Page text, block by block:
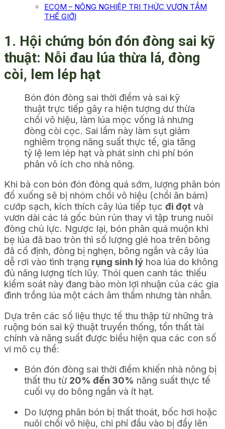
ECOM – NÔNG NGHIỆP TRI THỨC VƯƠN TẦM
THẾ GIỚI
1. Hội chứng bón đón đòng sai kỹ
thuật: Nỗi đau lúa thừa lá, đòng
còi, lem lép hạt
Bón đón đòng sai thời điểm và sai kỹ
thuật trực tiếp gây ra hiện tượng dư thừa
chồi vô hiệu, làm lúa mọc vống lá nhưng
đòng còi cọc. Sai lầm này làm sụt giảm
nghiêm trọng năng suất thực tế, gia tăng
tỷ lệ lem lép hạt và phát sinh chi phí bón
phân vô ích cho nhà nông.
Khi bà con bón đón đòng quá sớm, lượng phân bón
đổ xuống sẽ bị nhóm chồi vô hiệu (chồi ăn bám)
cướp sạch, kích thích cây lúa tiếp tục đi đọt và
vươn dài các lá gốc bủn rủn thay vì tập trung nuôi
đòng chủ lực. Ngược lại, bón phân quá muộn khi
bẹ lúa đã bao tròn thì số lượng gié hoa trên bông
đã cố định, đòng bị nghẹn, bông ngắn và cây lúa
dễ rơi vào tình trạng rụng sinh lý hoa lúa do không
đủ năng lượng tích lũy. Thói quen canh tác thiếu
kiểm soát này đang bào mòn lợi nhuận của các gia
đình trồng lúa một cách âm thầm nhưng tàn nhẫn.
Dựa trên các số liệu thực tế thu thập từ những trà
ruộng bón sai kỹ thuật truyền thống, tổn thất tài
chính và năng suất được biểu hiện qua các con số
vi mô cụ thể:
Bón đón đòng sai thời điểm khiến nhà nông bị
thất thu từ 20% đến 30% năng suất thực tế
cuối vụ do bông ngắn và ít hạt.
Do lượng phân bón bị thất thoát, bốc hơi hoặc
nuôi chồi vô hiệu, chi phí đầu vào bị đẩy lên